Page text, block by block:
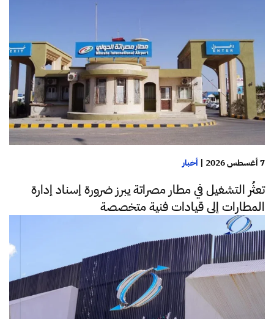
7 أغسطس 2026 | أخبار
تعثُر التشغيل في مطار مصراتة يبرز ضرورة إسناد إدارة
المطارات إلى قيادات فنية متخصصة